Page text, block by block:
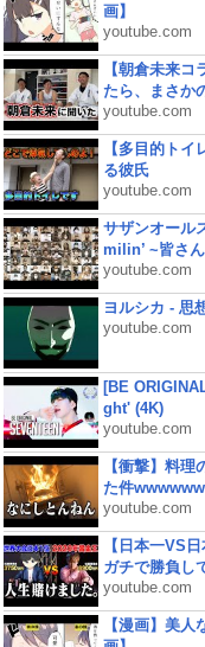
画】
youtube.com
【朝倉未来
たら、まさか
youtube.com
【多目的ト
る彼氏
youtube.com
サザンオール
milin’ ~皆さ
youtube.com
ヨルシカ - 思
youtube.com
[BE
ght' (4K)
youtube.com
【衝撃】料
た件wwwwww
youtube.com
【日本一VS
ガチで勝負し
youtube.com
【漫画】美